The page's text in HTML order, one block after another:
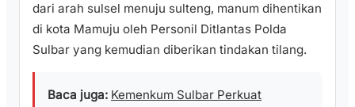
dari arah sulsel menuju sulteng, manum dihentikan
di kota Mamuju oleh Personil Ditlantas Polda
Sulbar yang kemudian diberikan tindakan tilang.
Baca juga: Kemenkum Sulbar Perkuat